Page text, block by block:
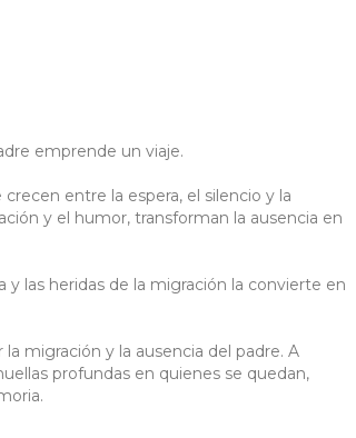
emprende un viaje.
entre la espera, el silencio y la
y el humor, transforman la ausencia en
y las heridas de la migración la convierte en
migración y la ausencia del padre. A
profundas en quienes se quedan,